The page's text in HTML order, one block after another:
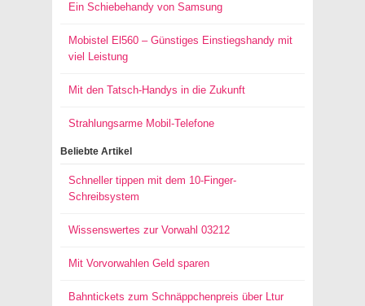
Ein Schiebehandy von Samsung
Mobistel El560 – Günstiges Einstiegshandy mit
viel Leistung
Mit den Tatsch-Handys in die Zukunft
Strahlungsarme Mobil-Telefone
Beliebte Artikel
Schneller tippen mit dem 10-Finger-
Schreibsystem
Wissenswertes zur Vorwahl 03212
Mit Vorvorwahlen Geld sparen
Bahntickets zum Schnäppchenpreis über Ltur